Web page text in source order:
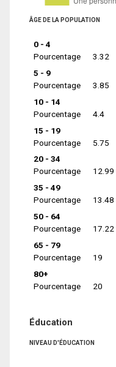
ÂGE DE LA POPULATION
0 - 4
Pourcentage
3.32
5 - 9
Pourcentage
3.85
10 - 14
Pourcentage
4.4
15 - 19
Pourcentage
5.75
20 - 34
Pourcentage
12.99
35 - 49
Pourcentage
13.48
50 - 64
Pourcentage
17.22
65 - 79
Pourcentage
19
80+
Pourcentage
20
Éducation
NIVEAU D'ÉDUCATION